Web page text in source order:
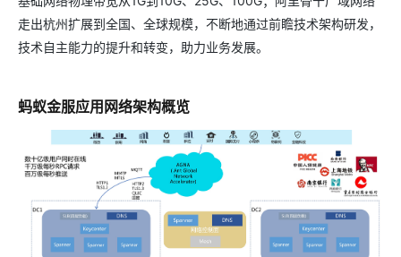
走出杭州扩展到全国、全球规模，不断地通过前瞻技术架构研发，
技术自主能力的提升和转变，助力业务发展。
蚂蚁金服应用网络架构概览